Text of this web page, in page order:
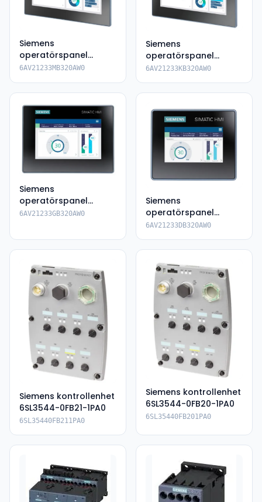
Siemens
operatörspanel
6AV2123-3MB32-
6AV21233MB320AW0
Siemens
operatörspanel
6AV2123-3KB32-0AW0
6AV21233KB320AW0
Siemens
operatörspanel
6AV2123-3GB32-
6AV21233GB320AW0
Siemens
operatörspanel
6AV2123-3DB32-0AW0
6AV21233DB320AW0
Siemens kontrollenhet
6SL3544-0FB21-1PA0
6SL35440FB211PA0
Siemens kontrollenhet
6SL3544-0FB20-1PA0
6SL35440FB201PA0